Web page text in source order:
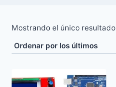
Mostrando el único resultado